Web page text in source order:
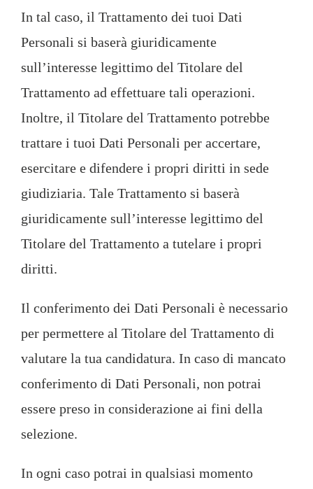
In tal caso, il Trattamento dei tuoi Dati
Personali si baserà giuridicamente
sull’interesse legittimo del Titolare del
Trattamento ad effettuare tali operazioni.
Inoltre, il Titolare del Trattamento potrebbe
trattare i tuoi Dati Personali per accertare,
esercitare e difendere i propri diritti in sede
giudiziaria. Tale Trattamento si baserà
giuridicamente sull’interesse legittimo del
Titolare del Trattamento a tutelare i propri
diritti.
Il conferimento dei Dati Personali è necessario
per permettere al Titolare del Trattamento di
valutare la tua candidatura. In caso di mancato
conferimento di Dati Personali, non potrai
essere preso in considerazione ai fini della
selezione.
In ogni caso potrai in qualsiasi momento